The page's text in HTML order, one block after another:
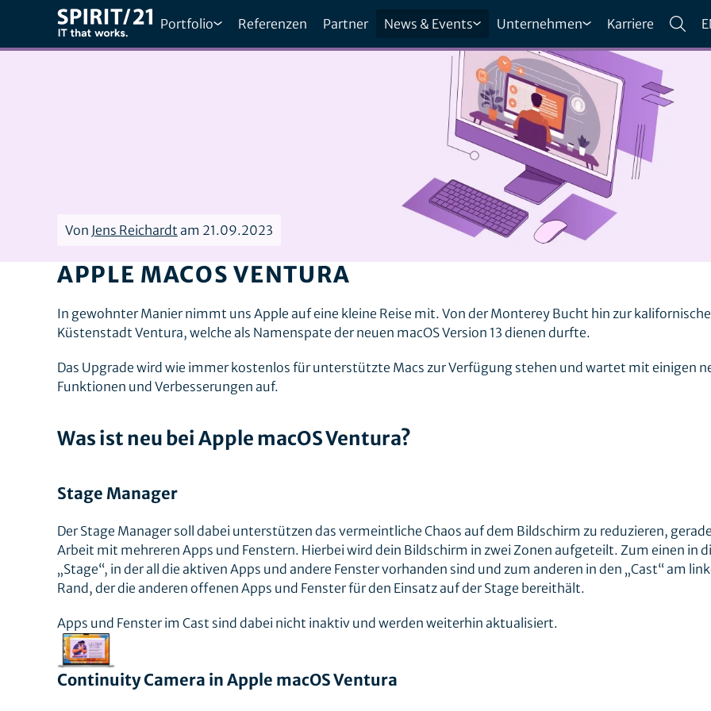
Portfolio Referenzen Partner News & Events Unternehmen Karriere
Von Jens Reichardt am 21.09.2023
APPLE MACOS VENTURA
In gewohnter Manier nimmt uns Apple auf eine kleine Reise mit. Von der Monterey Bucht hin zur
Küstenstadt Ventura, welche als Namenspate der neuen macOS Version 13 dienen durfte.
Das Upgrade wird wie immer kostenlos für unterstützte Macs zur Verfügung stehen und wartet mit einigen
Funktionen und Verbesserungen auf.
Was ist neu bei Apple macOS Ventura?
Stage Manager
Der Stage Manager soll dabei unterstützen das vermeintliche Chaos auf dem Bildschirm zu reduzieren,
Arbeit mit mehreren Apps und Fenstern. Hierbei wird dein Bildschirm in zwei Zonen aufgeteilt. Zum einen in
„Stage“, in der all die aktiven Apps und andere Fenster vorhanden sind und zum anderen in den „Cast“ am
Rand, der die anderen offenen Apps und Fenster für den Einsatz auf der Stage bereithält.
Apps und Fenster im Cast sind dabei nicht inaktiv und werden weiterhin aktualisiert.
Continuity Camera in Apple macOS Ventura